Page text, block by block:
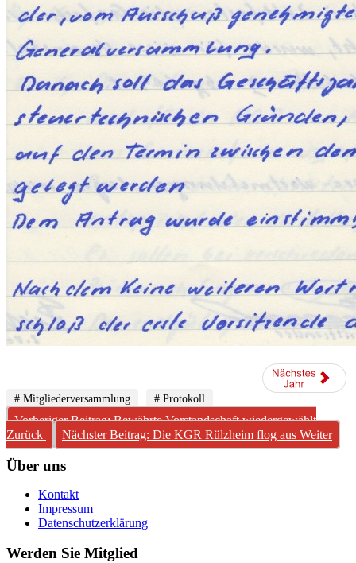
# Mitgliederversammlung # Protokoll
Vorheriger Beitrag: Bewährte Vorstandschaft wiedergewählt
Zurück
Nächster Beitrag: Die KGR Rülzheim flog aus Weiter
Über uns
Kontakt
Impressum
Datenschutzerklärung
Werden Sie Mitglied